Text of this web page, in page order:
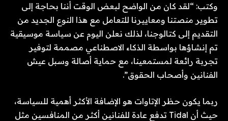
وكتب: “لقد كان من الواضح لبعض الوقت أننا بحاجة إلى
تطوير منصتنا ومعاييرنا للتعامل مع هذا النوع الجديد من
التقديم إلى كتالوجنا، لذلك نعلن اليوم عن سياسة موسيقية
تم إنشاؤها بواسطة الذكاء الاصطناعي مصممة لتوفير
تجربة رائعة لمستمعينا، مع حماية أصالة وسبل عيش
الفنانين وأصحاب الحقوق”.
ربما يكون حظر الإتاوات هو الإضافة الأكثر أهمية للسياسة،
حيث أن Tidal تدفع عادة للفنانين أكثر من المنافسين مثل